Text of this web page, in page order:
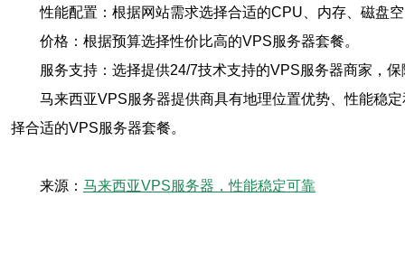
性能配置：根据网站需求选择合适的CPU、内存、磁盘
价格：根据预算选择性价比高的VPS服务器套餐。
服务支持：选择提供24/7技术支持的VPS服务器商家，
马来西亚VPS服务器提供商具有地理位置优势、性能稳
择合适的VPS服务器套餐。
来源： 马来西亚VPS服务器，性能稳定可靠